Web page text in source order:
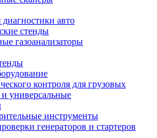
авто
стенды
газоанализаторы
контроля для грузовых
универсальные
инструменты
генераторов и стартеров